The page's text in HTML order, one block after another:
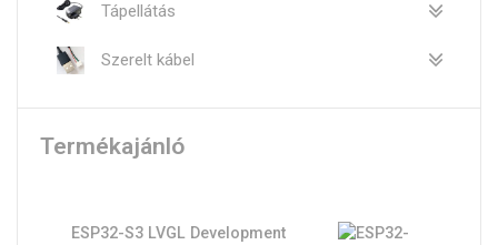
Tápellátás
Szerelt kábel
Termékajánló
ESP32-S3 LVGL Development